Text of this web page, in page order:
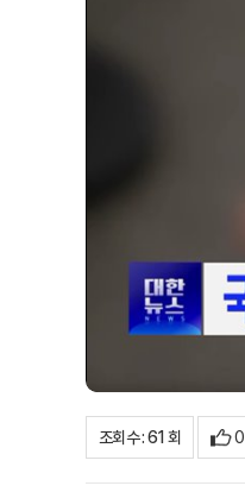
조회수 : 61 회 0